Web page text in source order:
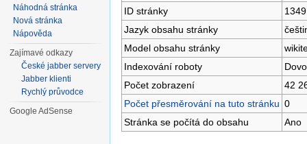
ID stránky
1349
Jazyk obsahu stránky
Model obsahu stránky
Indexování roboty
Počet zobrazení
42
Počet přesměrování na tuto stránku 0
Stránka se počítá do obsahu
Ano
Náhodná stránka
Nová stránka
Nápověda
Zajímavé odkazy
České jabber servery
Jabber klienti
Rychlý průvodce
Google AdSense